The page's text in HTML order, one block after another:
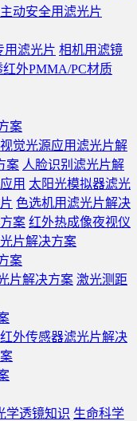
动安全用滤光片
用滤光片 相机用滤镜
红外PMMA/PC材质
案
视觉光源应用滤光片解
案 人脸识别滤光片解
用 太阳光模拟器滤光
色选机用滤光片解决
案 红外热成像夜视仪
片解决方案
案
片解决方案 激光测距
外传感器滤光片解决
学透镜知识 生命科学